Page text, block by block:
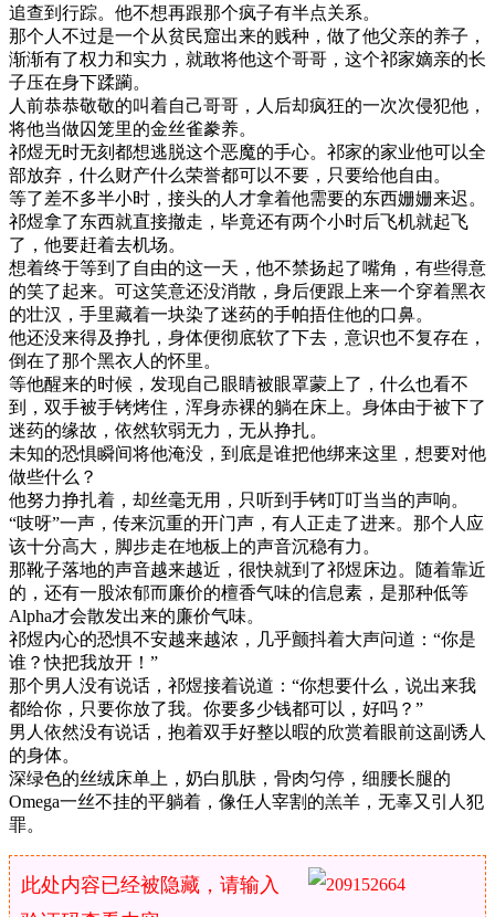
追查到行踪。他不想再跟那个疯子有半点关系。
那个人不过是一个从贫民窟出来的贱种，做了他父亲的养子，
渐渐有了权力和实力，就敢将他这个哥哥，这个祁家嫡亲的长
子压在身下蹂躏。
人前恭恭敬敬的叫着自己哥哥，人后却疯狂的一次次侵犯他，
将他当做囚笼里的金丝雀豢养。
祁煜无时无刻都想逃脱这个恶魔的手心。祁家的家业他可以全
部放弃，什么财产什么荣誉都可以不要，只要给他自由。
等了差不多半小时，接头的人才拿着他需要的东西姗姗来迟。
祁煜拿了东西就直接撤走，毕竟还有两个小时后飞机就起飞
了，他要赶着去机场。
想着终于等到了自由的这一天，他不禁扬起了嘴角，有些得意
的笑了起来。可这笑意还没消散，身后便跟上来一个穿着黑衣
的壮汉，手里藏着一块染了迷药的手帕捂住他的口鼻。
他还没来得及挣扎，身体便彻底软了下去，意识也不复存在，
倒在了那个黑衣人的怀里。
等他醒来的时候，发现自己眼睛被眼罩蒙上了，什么也看不
到，双手被手铐烤住，浑身赤裸的躺在床上。身体由于被下了
迷药的缘故，依然软弱无力，无从挣扎。
未知的恐惧瞬间将他淹没，到底是谁把他绑来这里，想要对他
做些什么？
他努力挣扎着，却丝毫无用，只听到手铐叮叮当当的声响。
“吱呀”一声，传来沉重的开门声，有人正走了进来。那个人应
该十分高大，脚步走在地板上的声音沉稳有力。
那靴子落地的声音越来越近，很快就到了祁煜床边。随着靠近
的，还有一股浓郁而廉价的檀香气味的信息素，是那种低等
Alpha才会散发出来的廉价气味。
祁煜内心的恐惧不安越来越浓，几乎颤抖着大声问道：“你是
谁？快把我放开！”
那个男人没有说话，祁煜接着说道：“你想要什么，说出来我
都给你，只要你放了我。你要多少钱都可以，好吗？”
男人依然没有说话，抱着双手好整以暇的欣赏着眼前这副诱人
的身体。
深绿色的丝绒床单上，奶白肌肤，骨肉匀停，细腰长腿的
Omega一丝不挂的平躺着，像任人宰割的羔羊，无辜又引人犯
罪。
此处内容已经被隐藏，请输入